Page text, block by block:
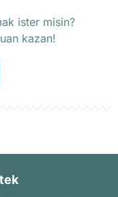
ister misin?
kazan!